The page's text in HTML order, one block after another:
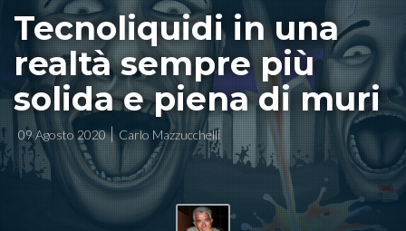
Tecnoliquidi in una
realtà sempre più
solida e piena di muri
09 Agosto 2020 Carlo Mazzucchelli